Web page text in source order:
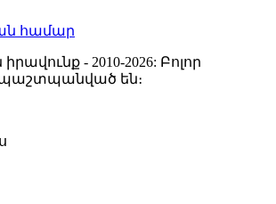
համար
- 2010-2026: Բոլոր
պաշտպանված են։